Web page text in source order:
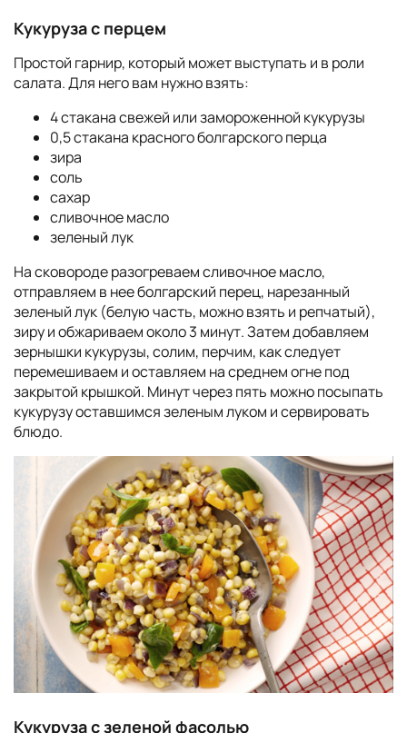
Кукуруза с перцем
Простой гарнир, который может выступать и в роли
салата. Для него вам нужно взять:
4 стакана свежей или замороженной кукурузы
0,5 стакана красного болгарского перца
зира
соль
сахар
сливочное масло
зеленый лук
На сковороде разогреваем сливочное масло,
отправляем в нее болгарский перец, нарезанный
зеленый лук (белую часть, можно взять и репчатый),
зиру и обжариваем около 3 минут. Затем добавляем
зернышки кукурузы, солим, перчим, как следует
перемешиваем и оставляем на среднем огне под
закрытой крышкой. Минут через пять можно посыпать
кукурузу оставшимся зеленым луком и сервировать
блюдо.
Кукуруза с зеленой фасолью